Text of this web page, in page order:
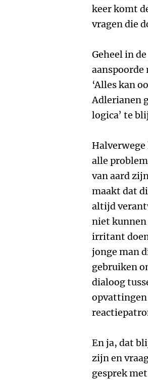
keer komt
vragen die
Geheel in
‘Alles kan
Adlerianen
logica’ te
Halverwege
alle
van aard
maakt dat
altijd
niet kunnen
irritant
jonge man
gebruiken
dialoog
opvattingen
En ja, dat
zijn en
gesprek